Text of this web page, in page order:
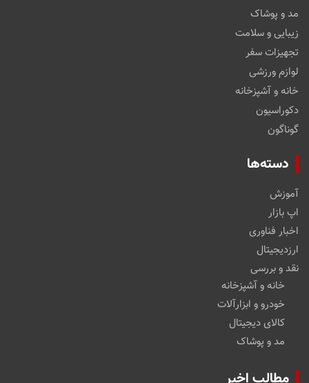
مد و پوشاک
زیبایی و سلامت
تجهیزات سفر
لوازم ورزشی
خانه و آشپزخانه
دکوراسیون
گوناگون
دسته‌ها
آموزش
اپ بازار
اخبار فناوری
ارزدیجیتال
نقد و بررسی
خانه و آشپزخانه
خودرو و ابزارآلات
کالای دیجیتال
مد و پوشاک